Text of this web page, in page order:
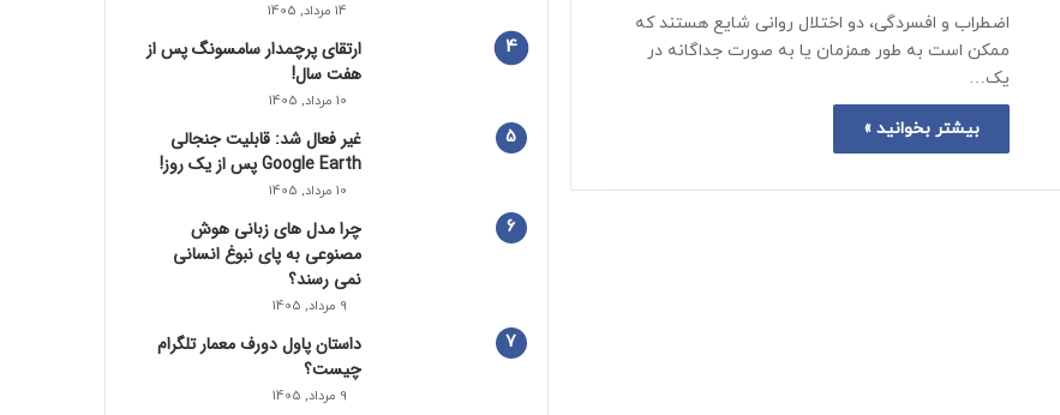
اضطراب و افسردگی، دو اختلال روانی شایع هستند که
ممکن است به طور همزمان یا به صورت جداگانه در
یک…
بیشتر بخوانید »
14 مرداد, 1405
ارتقای پرچمدار سامسونگ پس از
هفت سال!
10 مرداد, 1405
غیر فعال شد: قابلیت جنجالی
Google Earth پس از یک روز!
10 مرداد, 1405
چرا مدل‌ های زبانی هوش
مصنوعی به پای نبوغ انسانی
نمی‌ رسند؟
9 مرداد, 1405
داستان پاول دورف معمار تلگرام
چیست؟
9 مرداد, 1405